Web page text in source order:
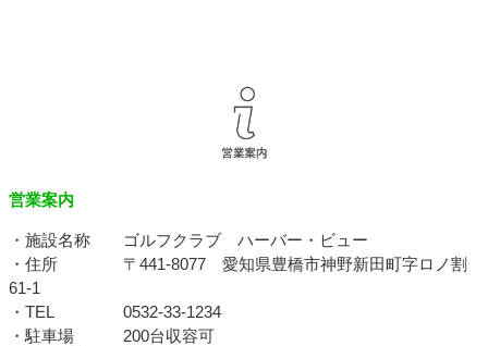
営業案内
・施設名称 ゴルフクラブ ハーバー・ビュー
・住所 〒441-8077 愛知県豊橋市神野新田町字ロノ割
61-1
・TEL 0532-33-1234
・駐車場 200台収容可